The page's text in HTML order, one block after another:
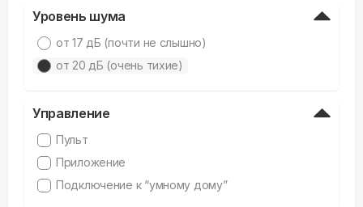
Уровень шума
от 17 дБ (почти не слышно)
от 20 дБ (очень тихие)
Управление
Пульт
Приложение
Подключение к “умному дому”